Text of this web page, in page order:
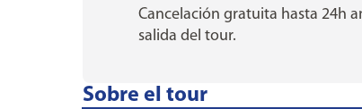
Cancelación gratuita hasta 24h
salida del tour.
Sobre el tour